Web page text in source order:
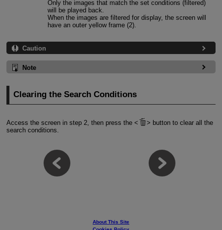
Only the images that match the set conditions (filtered)
will be played back.
When the images are filtered for display, the screen will
have an outer yellow frame (2).
Caution
Note
Clearing the Search Conditions
Access the screen in step 2, then press the
button to clear all the
search conditions.
About This Site